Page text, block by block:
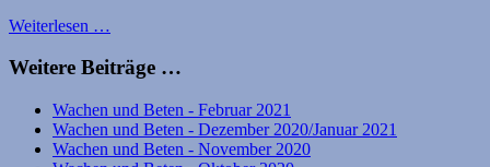
Weiterlesen …
Weitere Beiträge …
Wachen und Beten - Februar 2021
Wachen und Beten - Dezember 2020/Januar 2021
Wachen und Beten - November 2020